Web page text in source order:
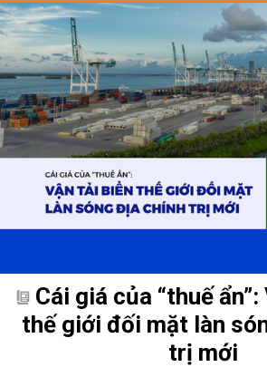
Cái giá của “thuế
thế giới đối mặt làn
trị mới